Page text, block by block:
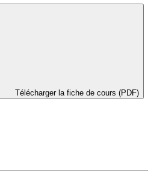
Télécharger la fiche de cours (PDF)